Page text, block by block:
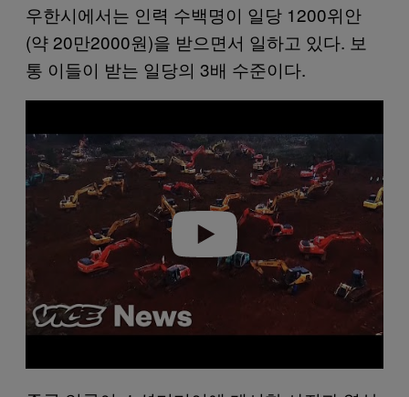
우한시에서는 인력 수백명이 일당 1200위안
(약 20만2000원)을 받으면서 일하고 있다. 보
통 이들이 받는 일당의 3배 수준이다.
a
y
d